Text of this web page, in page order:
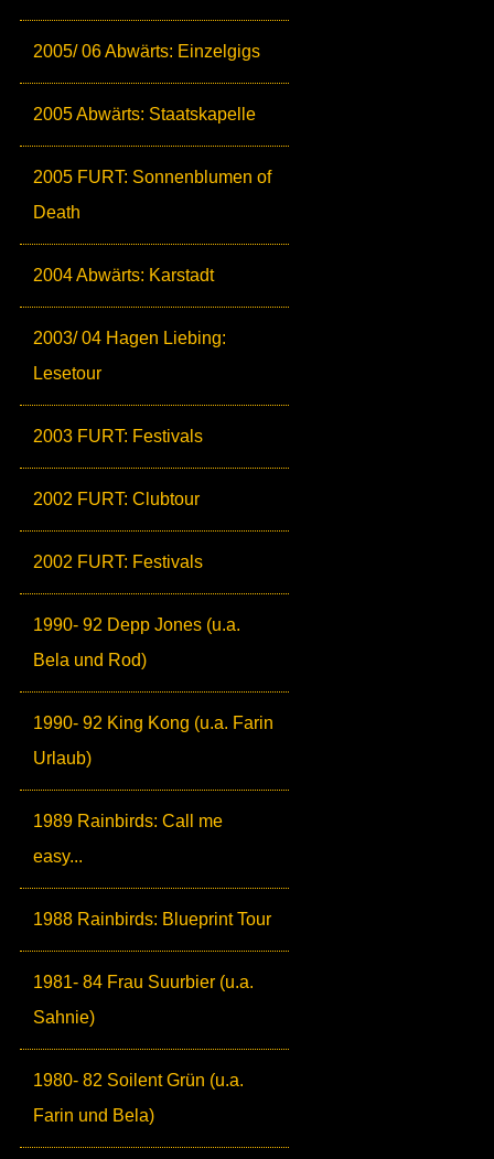
2005/ 06 Abwärts: Einzelgigs
2005 Abwärts: Staatskapelle
2005 FURT: Sonnenblumen of
Death
2004 Abwärts: Karstadt
2003/ 04 Hagen Liebing:
Lesetour
2003 FURT: Festivals
2002 FURT: Clubtour
2002 FURT: Festivals
1990- 92 Depp Jones (u.a.
Bela und Rod)
1990- 92 King Kong (u.a. Farin
Urlaub)
1989 Rainbirds: Call me
easy...
1988 Rainbirds: Blueprint Tour
1981- 84 Frau Suurbier (u.a.
Sahnie)
1980- 82 Soilent Grün (u.a.
Farin und Bela)